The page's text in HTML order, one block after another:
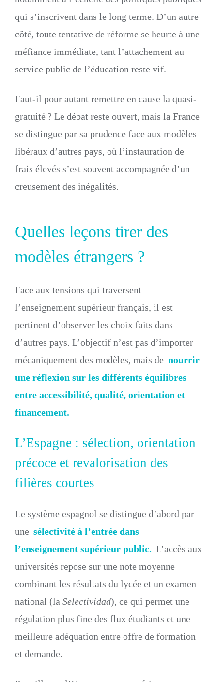
qui s’inscrivent dans le long terme. D’un autre
côté, toute tentative de réforme se heurte à une
méfiance immédiate, tant l’attachement au
service public de l’éducation reste vif.
Faut-il pour autant remettre en cause la quasi-
gratuité ? Le débat reste ouvert, mais la France
se distingue par sa prudence face aux modèles
libéraux d’autres pays, où l’instauration de
frais élevés s’est souvent accompagnée d’un
creusement des inégalités.
Quelles leçons tirer des
modèles étrangers ?
Face aux tensions qui traversent
l’enseignement supérieur français, il est
pertinent d’observer les choix faits dans
d’autres pays. L’objectif n’est pas d’importer
mécaniquement des modèles, mais de nourrir
une réflexion sur les différents équilibres
entre accessibilité, qualité, orientation et
financement.
L’Espagne : sélection, orientation
précoce et revalorisation des
filières courtes
Le système espagnol se distingue d’abord par
une sélectivité à l’entrée dans
l’enseignement supérieur public. L’accès aux
universités repose sur une note moyenne
combinant les résultats du lycée et un examen
national (la Selectividad), ce qui permet une
régulation plus fine des flux étudiants et une
meilleure adéquation entre offre de formation
et demande.